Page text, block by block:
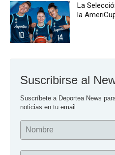
La
la
Suscribirse al
Suscríbete a Deportea News
noticias en tu email.
Nombre